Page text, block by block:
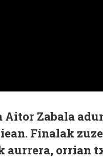
Aitor Zabala
Finalak
aurrera, orrian